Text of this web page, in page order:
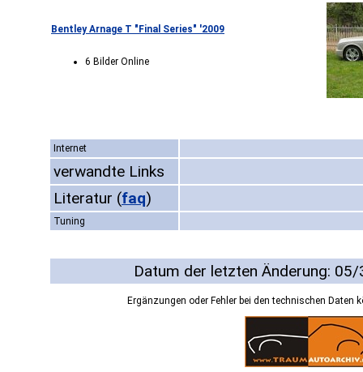
Bentley Arnage T "Final Series" '2009
6 Bilder Online
Internet
verwandte Links
Literatur (faq)
Tuning
Datum der letzten Änderung:
Ergänzungen oder Fehler bei den technischen Daten